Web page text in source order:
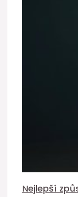
Nejlepší